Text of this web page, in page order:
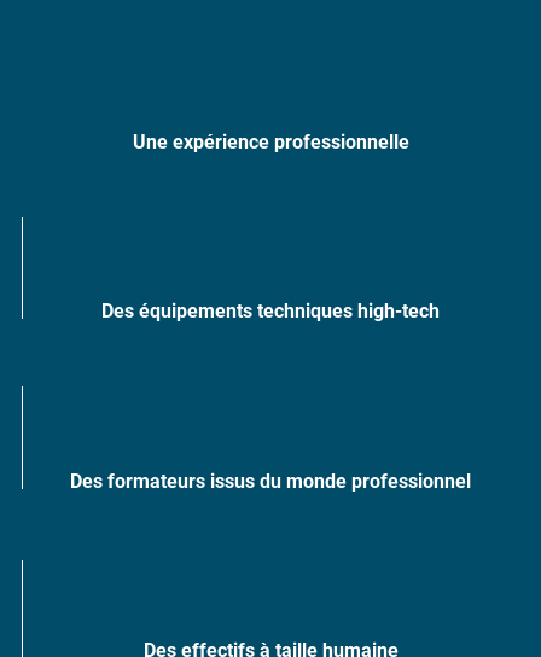
Une expérience professionnelle
Des équipements techniques high-tech
Des formateurs issus du monde professionnel
Des effectifs à taille humaine